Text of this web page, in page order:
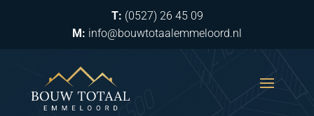
T: (0527) 26 45 09
M: info@bouwtotaalemmeloord.nl